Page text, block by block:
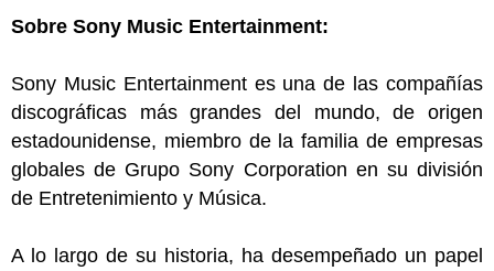
Sobre Sony Music Entertainment:
Sony Music Entertainment es una de las compañías
discográficas más grandes del mundo, de origen
estadounidense, miembro de la familia de empresas
globales de Grupo Sony Corporation en su división
de Entretenimiento y Música.
A lo largo de su historia, ha desempeñado un papel